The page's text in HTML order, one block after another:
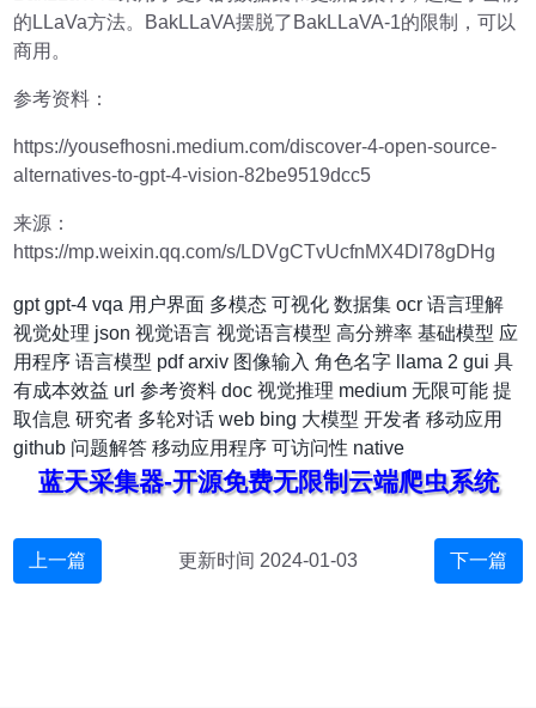
的LLaVa方法。BakLLaVA摆脱了BakLLaVA-1的限制，可以
商用。
参考资料：
https://yousefhosni.medium.com/discover-4-open-source-
alternatives-to-gpt-4-vision-82be9519dcc5
来源：
https://mp.weixin.qq.com/s/LDVgCTvUcfnMX4Dl78gDHg
gpt gpt-4 vqa 用户界面 多模态 可视化 数据集 ocr 语言理解
视觉处理 json 视觉语言 视觉语言模型 高分辨率 基础模型 应
用程序 语言模型 pdf arxiv 图像输入 角色名字 llama 2 gui 具
有成本效益 url 参考资料 doc 视觉推理 medium 无限可能 提
取信息 研究者 多轮对话 web bing 大模型 开发者 移动应用
github 问题解答 移动应用程序 可访问性 native
蓝天采集器-开源免费无限制云端爬虫系统
上一篇 更新时间 2024-01-03 下一篇